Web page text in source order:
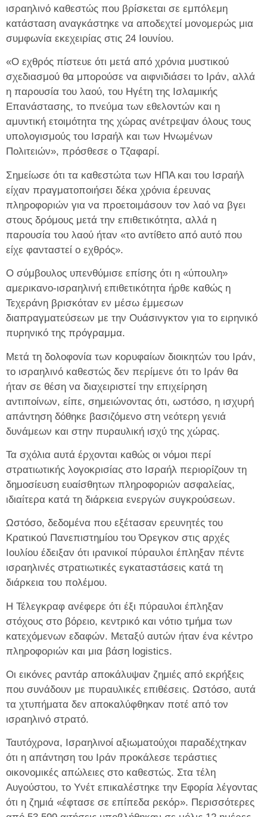
ισραηλινό καθεστώς που βρίσκεται σε εμπόλεμη
κατάσταση αναγκάστηκε να αποδεχτεί μονομερώς μια
συμφωνία εκεχειρίας στις 24 Ιουνίου.
«Ο εχθρός πίστευε ότι μετά από χρόνια μυστικού
σχεδιασμού θα μπορούσε να αιφνιδιάσει το Ιράν, αλλά
η παρουσία του λαού, του Ηγέτη της Ισλαμικής
Επανάστασης, το πνεύμα των εθελοντών και η
αμυντική ετοιμότητα της χώρας ανέτρεψαν όλους τους
υπολογισμούς του Ισραήλ και των Ηνωμένων
Πολιτειών», πρόσθεσε ο Τζαφαρί.
Σημείωσε ότι τα καθεστώτα των ΗΠΑ και του Ισραήλ
είχαν πραγματοποιήσει δέκα χρόνια έρευνας
πληροφοριών για να προετοιμάσουν τον λαό να βγει
στους δρόμους μετά την επιθετικότητα, αλλά η
παρουσία του λαού ήταν «το αντίθετο από αυτό που
είχε φανταστεί ο εχθρός».
Ο σύμβουλος υπενθύμισε επίσης ότι η «ύπουλη»
αμερικανο-ισραηλινή επιθετικότητα ήρθε καθώς η
Τεχεράνη βρισκόταν εν μέσω έμμεσων
διαπραγματεύσεων με την Ουάσινγκτον για το ειρηνικό
πυρηνικό της πρόγραμμα.
Μετά τη δολοφονία των κορυφαίων διοικητών του Ιράν,
το ισραηλινό καθεστώς δεν περίμενε ότι το Ιράν θα
ήταν σε θέση να διαχειριστεί την επιχείρηση
αντιποίνων, είπε, σημειώνοντας ότι, ωστόσο, η ισχυρή
απάντηση δόθηκε βασιζόμενο στη νεότερη γενιά
δυνάμεων και στην πυραυλική ισχύ της χώρας.
Τα σχόλια αυτά έρχονται καθώς οι νόμοι περί
στρατιωτικής λογοκρισίας στο Ισραήλ περιορίζουν τη
δημοσίευση ευαίσθητων πληροφοριών ασφαλείας,
ιδιαίτερα κατά τη διάρκεια ενεργών συγκρούσεων.
Ωστόσο, δεδομένα που εξέτασαν ερευνητές του
Κρατικού Πανεπιστημίου του Όρεγκον στις αρχές
Ιουλίου έδειξαν ότι ιρανικοί πύραυλοι έπληξαν πέντε
ισραηλινές στρατιωτικές εγκαταστάσεις κατά τη
διάρκεια του πολέμου.
Η Τέλεγκραφ ανέφερε ότι έξι πύραυλοι έπληξαν
στόχους στο βόρειο, κεντρικό και νότιο τμήμα των
κατεχόμενων εδαφών. Μεταξύ αυτών ήταν ένα κέντρο
πληροφοριών και μια βάση logistics.
Οι εικόνες ραντάρ αποκάλυψαν ζημιές από εκρήξεις
που συνάδουν με πυραυλικές επιθέσεις. Ωστόσο, αυτά
τα χτυπήματα δεν αποκαλύφθηκαν ποτέ από τον
ισραηλινό στρατό.
Ταυτόχρονα, Ισραηλινοί αξιωματούχοι παραδέχτηκαν
ότι η απάντηση του Ιράν προκάλεσε τεράστιες
οικονομικές απώλειες στο καθεστώς. Στα τέλη
Αυγούστου, το Υνέτ επικαλέστηκε την Εφορία λέγοντας
ότι η ζημιά «έφτασε σε επίπεδα ρεκόρ». Περισσότερες